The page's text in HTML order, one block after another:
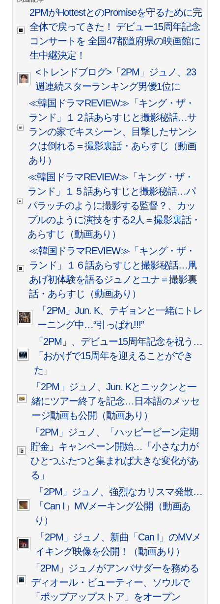
2PMがHottestとのPromiseを守るために完
全体で戻ってきた！ デビュー15周年記念
コンサートを 全国47都道府県の映画館に
生中継決定！
<トレンドブログ>「2PM」ジュノ、23
週連続スターランキング男優1位に
≪韓国ドラマREVIEW≫「キング・ザ・
ランド」１２話あらすじと撮影秘話…サ
ランの家でキスシーン、目撃したサンシ
クは倒れる＝撮影裏話・あらすじ（動画
あり）
≪韓国ドラマREVIEW≫「キング・ザ・
ランド」１５話あらすじと撮影秘話…パ
パラッチのように撮影する監督？、カッ
プルのように演技をする2人＝撮影裏話・
あらすじ（動画あり）
≪韓国ドラマREVIEW≫「キング・ザ・
ランド」１６話あらすじと撮影秘話…凧
あげ初体験を語るジュノとユナ＝撮影裏
話・あらすじ（動画あり）
「2PM」Jun. K、テギョンと一緒にトレ
ーニング中…“引っぱれ!!!”
「2PM」、デビュー15周年記念を祝う…
「おかげで15周年を迎えることができ
た」
「2PM」ジュノ、Jun. Kとニックンと一
緒にツアー終了を記念…日本語のメッセ
ージ動画も公開（動画あり）
「2PM」ジュノ、「ハッピービーン定期
貯金」キャンペーン開始…「小さな力が
ひとつふたつと集まれば大きな変化があ
る」
「2PM」ジュノ、強烈なカリスマ発散…
「Can I」MVメーキング公開（動画あ
り）
「2PM」ジュノ、新曲「Can I」のMVメ
イキング映像を公開！（動画あり）
「2PM」ジュノがアンバサダーを務める
ディオール・ビューティー、ソウルで
「ポップアップストア」をオープン